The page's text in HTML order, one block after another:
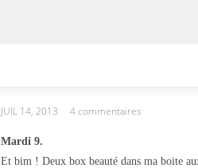
JUIL 14, 2013 4 commentaires
Mardi 9.
Et bim ! Deux box beauté dans ma boite